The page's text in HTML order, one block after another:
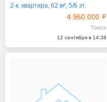
2-к. квартира, 62 м², 5/6 эт.
4 960 000
Томск
12 сентября в 14:38